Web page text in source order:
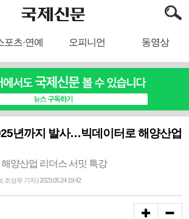
포츠·연예 오피니언 동영상
년까지 발사…빅데이터로 해양산업
양산업 리더스 서밋 특강
조성우 기자 | 2023.05.24 19:42